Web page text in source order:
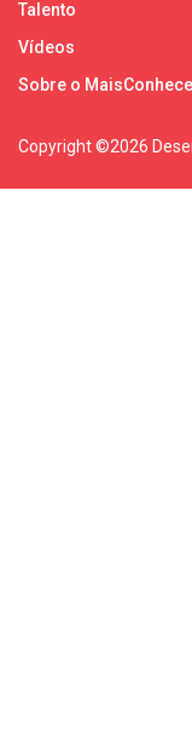
Talento
Vídeos
Sobre o
Copyright ©2026